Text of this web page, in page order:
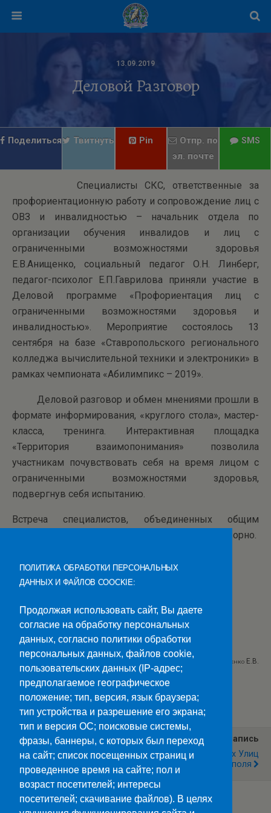
13.09.2019
Деловой Разговор
Поделиться Твитнуть Pin
Отпр. по
эл. почте
SMS
Специалисты СКС, ответственные за
профориентационную работу и сопровождение лиц с
ОВЗ и инвалидностью – начальник отдела по
организации обучения инвалидов и лиц с
ограниченными возможностями здоровья
Е.В.Анищенко, социальный педагог О.Н. Линберг,
педагог-психолог Е.П.Гаврилова приняли участие в
Деловой программе «Профориентация лиц с
ограниченными возможностями здоровья и
инвалидностью». Мероприятие состоялось 13
сентября на базе «Ставропольского регионального
колледжа вычислительной техники и электроники» в
рамках чемпионата «Абилимпикс – 2019».
Деловой разговор и обмен мнениями прошли в
формате информирования, «круглого стола», мастер-
класса, тренинга. Интерактивная площадка
«Территория взаимопонимания» позволила
участникам почувствовать себя на время лицом с
ограниченными возможностями здоровья,
подвергнув себя испытанию.
Встреча специалистов, объединенных общим
профессиональным интересам, прошла плодотворно.
Текст Гаврилова Е.П., Фото Анищенко Е.В.
Категории:Новости
Предыдущая Запись
Призер Чемпионата
Следующая Запись
Их Имена В Названиях Улиц
Ставрополя
ПОЛИТИКА ОБРАБОТКИ ПЕРСОНАЛЬНЫХ
ДАННЫХ И ФАЙЛОВ COOCKIE:
Продолжая использовать сайт, Вы даете
согласие на обработку персональных
данных, согласно политики обработки
персональных данных, файлов cookie,
пользовательских данных (IP-адрес;
предполагаемое географическое
положение; тип, версия, язык браузера;
тип устройства и разрешение его экрана;
тип и версия ОС; поисковые системы,
фразы, баннеры, с которых был переход
на сайт; список посещенных страниц и
проведенное время на сайте; пол и
возраст посетителей; интересы
посетителей; скачивание файлов). В целях